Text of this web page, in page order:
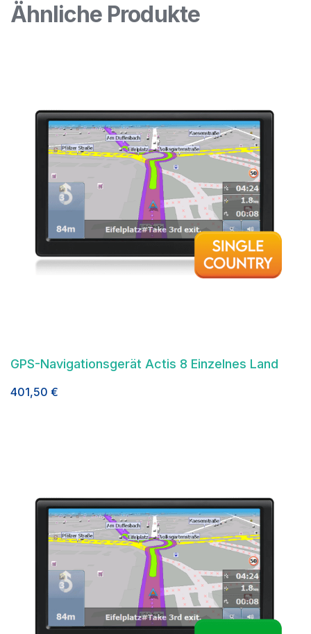
Ähnliche Produkte
GPS-Navigationsgerät Actis 8 Einzelnes Land
401,50 €